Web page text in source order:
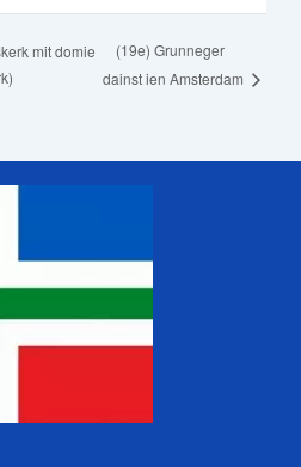
mit domie
(19e) Grunneger
dainst ien Amsterdam